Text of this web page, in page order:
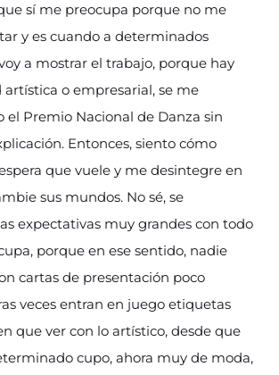
sí me preocupa porque no me
y es cuando a determinados
a mostrar el trabajo, porque hay
artística o empresarial, se me
el Premio Nacional de Danza sin
Entonces, siento cómo
que vuele y me desintegre en
sus mundos. No sé, se
expectativas muy grandes con todo
porque en ese sentido, nadie
cartas de presentación poco
veces entran en juego etiquetas
que ver con lo artístico, desde que
cupo, ahora muy de moda,